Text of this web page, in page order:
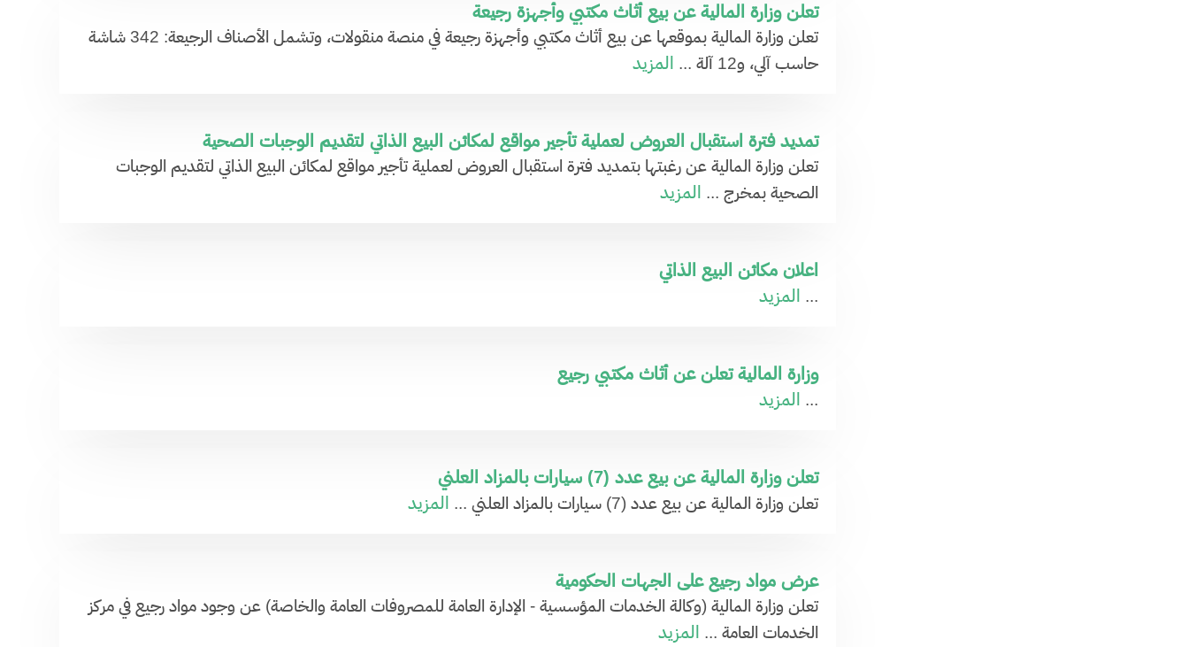
تعلن وزارة المالية عن بيع أثاث مكتبي وأجهزة رجيعة
تعلن وزارة المالية بموقعها عن بيع أثاث مكتبي وأجهزة رجيعة في منصة منقولات، وتشمل الأصناف الرجيعة: 342 شاشة
حاسب آلي، و12 آلة ...
المزيد
تمديد فترة استقبال العروض لعملية تأجير مواقع لمكائن البيع الذاتي لتقديم الوجبات الصحية
تعلن وزارة المالية عن رغبتها بتمديد فترة استقبال العروض لعملية تأجير مواقع لمكائن البيع الذاتي لتقديم الوجبات
الصحية بمخرج ... المزيد
اعلان مكائن البيع الذاتي
... المزيد
وزارة المالية تعلن عن أثاث مكتبي رجيع
... المزيد
تعلن وزارة المالية عن بيع عدد (7) سيارات بالمزاد العلني
تعلن وزارة المالية عن بيع عدد (7) سيارات بالمزاد العلني ... المزيد
عرض مواد رجيع على الجهات الحكومية
تعلن وزارة المالية (وكالة الخدمات المؤسسية - الإدارة العامة للمصروفات العامة والخاصة) عن وجود مواد رجيع في مركز
الخدمات العامة ... المزيد